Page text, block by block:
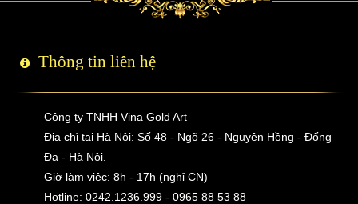
Thông tin liên hệ
Công ty TNHH Vina Gold Art
Địa chỉ tại Hà Nội: Số 48 - Ngõ 26 - Nguyên Hồng - Đống
Đa - Hà Nội.
Giờ làm việc: 8h - 17h (nghỉ CN)
Hotline: 0242.1236.999 - 0965 88 53 88